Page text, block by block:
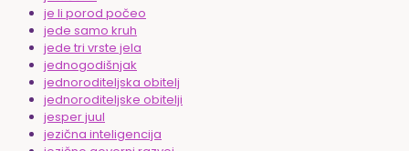
je li porod počeo
jede samo kruh
jede tri vrste jela
jednogodišnjak
jednoroditeljska obitelj
jednoroditeljske obitelji
jesper juul
jezična inteligencija